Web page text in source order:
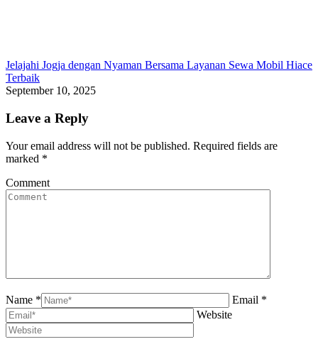
Jelajahi Jogja dengan Nyaman Bersama Layanan Sewa Mobil Hiace
Terbaik
September 10, 2025
Leave a Reply
Your email address will not be published. Required fields are
marked *
Comment
Name *
Email *
Website